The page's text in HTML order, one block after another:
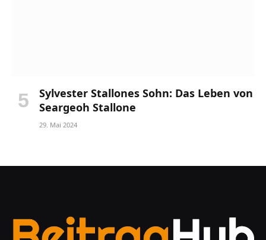
Sylvester Stallones Sohn: Das Leben von
Seargeoh Stallone
29. Mai 2024